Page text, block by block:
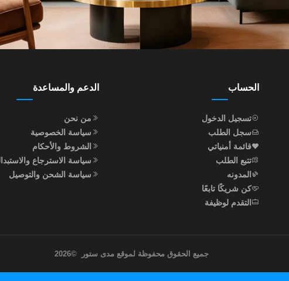
الحساب
تسجيل الدخول
سجل الطلب
قائمة أمنياتي
تتبع الطلب
المدونه
كن شريكًا تابعًا
التقدم لوظيفة
الدعم والمساعدة
من نحن
سياسة الخصوصية
الشروط والأحكام
سياسة الاسترجاع
سياسة الشحن والتوصيل
جميع الحقوق محفوظة لموقع مدى ستور©
2026